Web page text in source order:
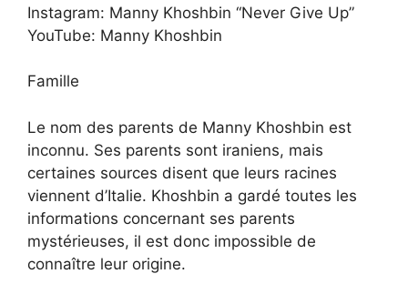
Instagram: Manny Khoshbin “Never Give Up”
YouTube: Manny Khoshbin
Famille
Le nom des parents de Manny Khoshbin est
inconnu. Ses parents sont iraniens, mais
certaines sources disent que leurs racines
viennent d’Italie. Khoshbin a gardé toutes les
informations concernant ses parents
mystérieuses, il est donc impossible de
connaître leur origine.